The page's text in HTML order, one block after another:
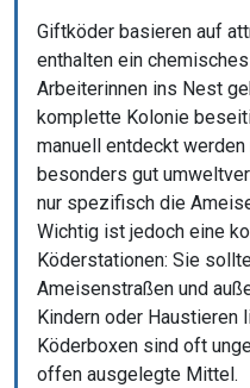
Giftköder basieren auf
enthalten ein
Arbeiterinnen ins Nest
komplette Kolonie
manuell entdeckt
besonders gut
nur spezifisch die
Wichtig ist jedoch eine
Köderstationen: Sie
Ameisenstraßen und
Kindern oder Haustieren
Köderboxen sind oft
offen ausgelegte Mittel.